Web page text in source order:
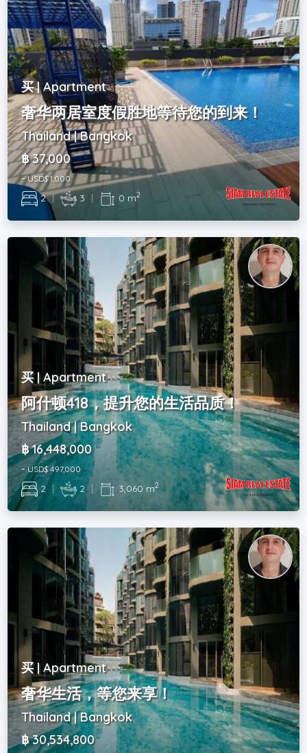
买 | Apartment
奢华两居室度假胜地等待您的到来！
Thailand | Bangkok
฿ 37,000
~ USD$ 1,000
2 | 3 | 0 m2
买 | Apartment
阿什顿418，提升您的生活品质！
Thailand | Bangkok
฿ 16,448,000
~ USD$ 497,000
2 | 2 | 3,060 m2
买 | Apartment
奢华生活，等您来享！
Thailand | Bangkok
฿ 30,534,800